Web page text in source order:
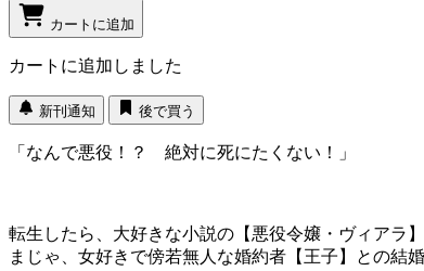
カートに追加
カートに追加しました
新刊通知 後で買う
「なんで悪役！？ 絶対に死にたくない！」
転生したら、大好きな小説の【悪役令嬢・ヴィアラ
まじゃ、女好きで傍若無人な婚約者【王子】との結